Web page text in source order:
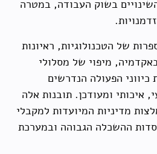
בשוק העבודה, במטרה
של הטכנולוגיות, ראיונות
מיפוי של מסלולי
הפעולה הנדרשים
איכותי ומעודכן. תובנות אלה
מדיניות המיועדות למקבלי
ההשכלה הגבוהה ובמערכת